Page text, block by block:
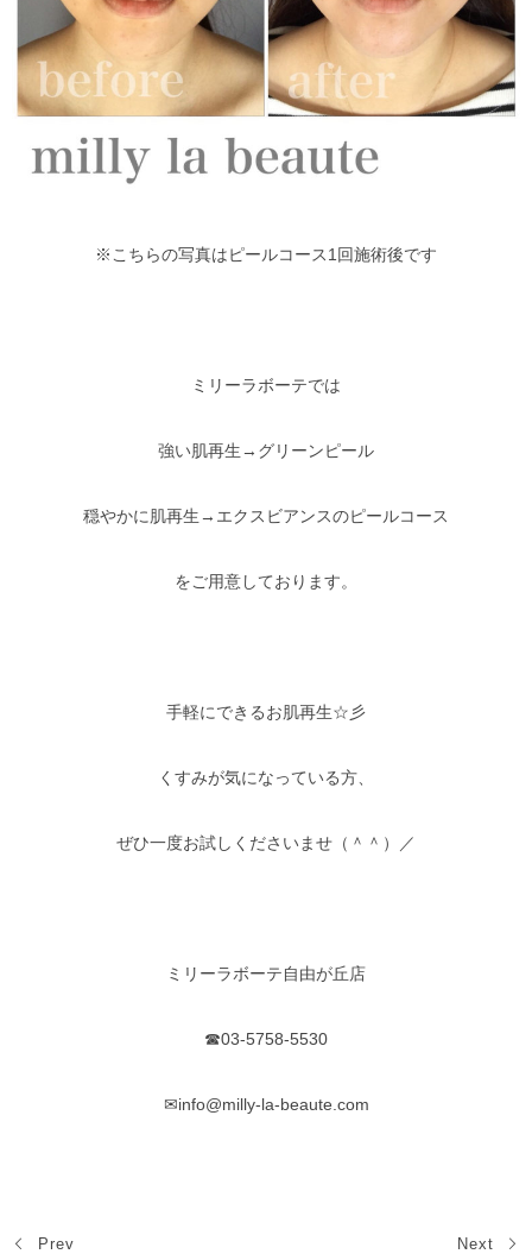
※こちらの写真はピールコース1回施術後です
ミリーラボーテでは
強い肌再生→グリーンピール
穏やかに肌再生→エクスビアンスのピールコース
をご用意しております。
手軽にできるお肌再生☆彡
くすみが気になっている方、
ぜひ一度お試しくださいませ（＾＾）／
ミリーラボーテ自由が丘店
☎03-5758-5530
✉info@milly-la-beaute.com
Prev Next